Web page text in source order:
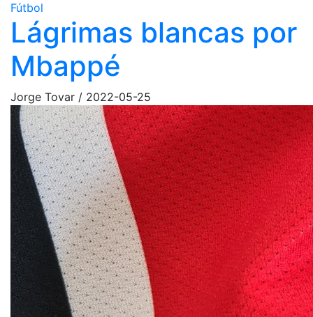
Fútbol
Lágrimas blancas por
Mbappé
Jorge Tovar / 2022-05-25